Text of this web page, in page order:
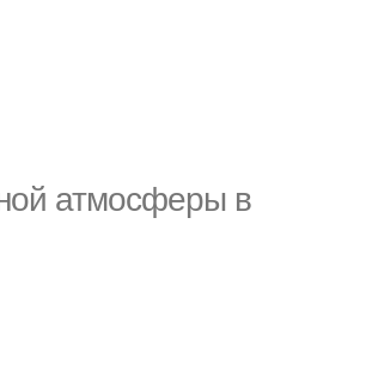
атмосферы в